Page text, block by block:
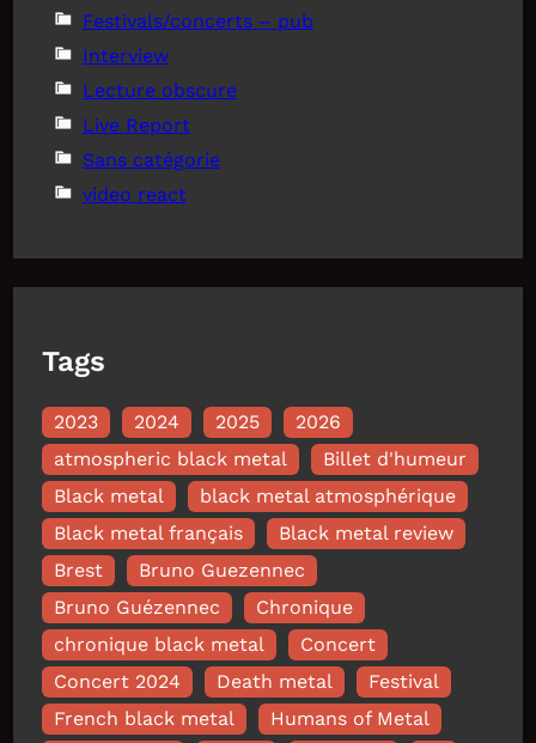
Festivals/concerts – pub
Interview
Lecture obscure
Live Report
Sans catégorie
video react
Tags
2023 2024 2025
2026
atmospheric black metal
Billet d'humeur
Black metal
black metal atmosphérique
Black metal français
Black metal review
Brest
Bruno Guezennec
Bruno Guézennec
Chronique
chronique black metal
Concert
Concert 2024
Death metal
Festival
French black metal
Humans of Metal